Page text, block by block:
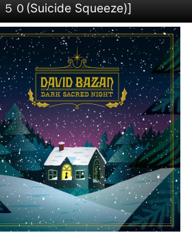
５０(Suicide Squeeze)]